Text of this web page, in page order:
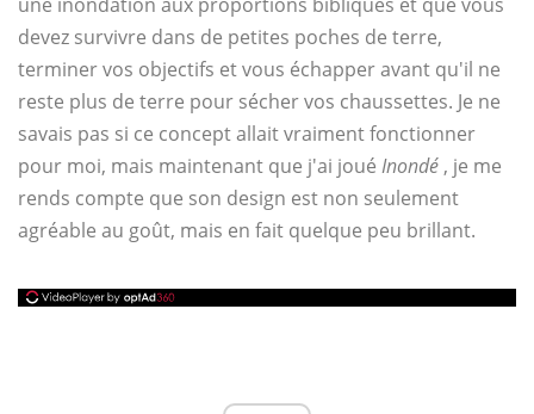
une inondation aux proportions bibliques et que vous
devez survivre dans de petites poches de terre,
terminer vos objectifs et vous échapper avant qu'il ne
reste plus de terre pour sécher vos chaussettes. Je ne
savais pas si ce concept allait vraiment fonctionner
pour moi, mais maintenant que j'ai joué Inondé , je me
rends compte que son design est non seulement
agréable au goût, mais en fait quelque peu brillant.